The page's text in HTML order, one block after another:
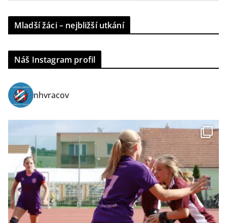
Mladší žáci – nejbližší utkání
Náš Instagram profil
nhvracov